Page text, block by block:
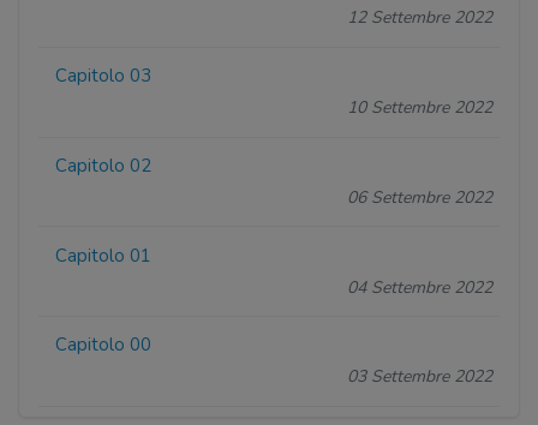
12 Settembre 2022
Capitolo 03
10 Settembre 2022
Capitolo 02
06 Settembre 2022
Capitolo 01
04 Settembre 2022
Capitolo 00
03 Settembre 2022